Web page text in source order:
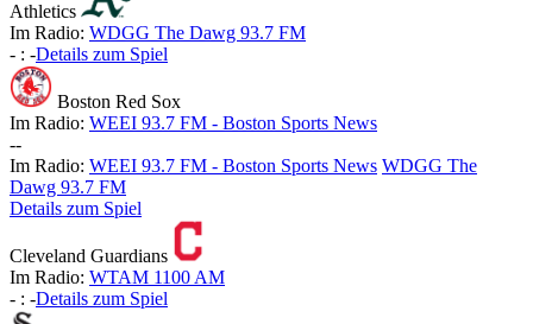
Athletics
Im Radio: WDGG The Dawg 93.7 FM
- : -Details zum Spiel
Boston Red Sox
Im Radio: WEEI 93.7 FM - Boston Sports News
--
Im Radio: WEEI 93.7 FM - Boston Sports News WDGG The
Dawg 93.7 FM
Details zum Spiel
Cleveland Guardians
Im Radio: WTAM 1100 AM
- : -Details zum Spiel